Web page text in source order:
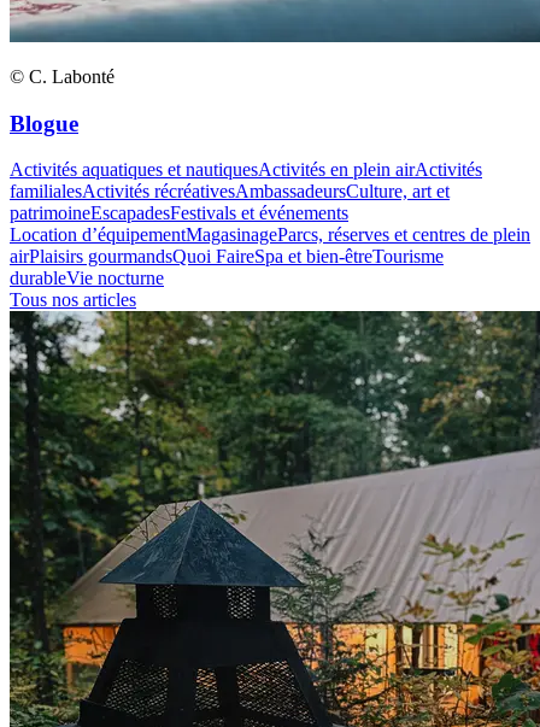
© C. Labonté
Blogue
Activités aquatiques et nautiquesActivités en plein airActivités
familialesActivités récréativesAmbassadeursCulture, art et
patrimoineEscapadesFestivals et événements
Location d’équipementMagasinageParcs, réserves et centres de plein
airPlaisirs gourmandsQuoi FaireSpa et bien-êtreTourisme
durableVie nocturne
Tous nos articles